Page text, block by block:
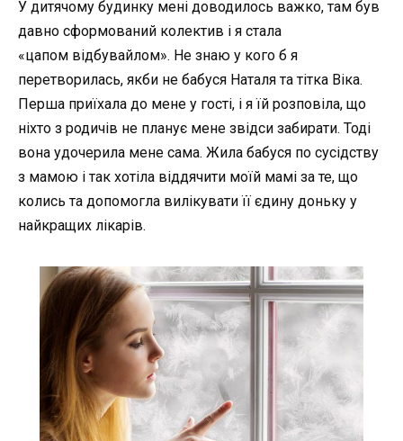
У дитячому будинку мені доводилось важко, там був
давно сформований колектив і я стала
«цапом відбувайлом». Не знаю у кого б я
перетворилась, якби не бабуся Наталя та тітка Віка.
Перша приїхала до мене у гості, і я їй розповіла, що
ніхто з родичів не планує мене звідси забирати. Тоді
вона удочерила мене сама. Жила бабуся по сусідству
з мамою і так хотіла віддячити моїй мамі за те, що
колись та допомогла вилікувати її єдину доньку у
найкращих лікарів.